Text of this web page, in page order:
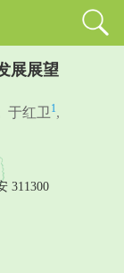
展展望
于红卫 1,
311300